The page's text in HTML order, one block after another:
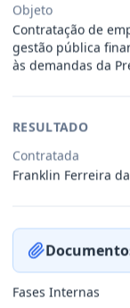
REGISTRO DE
REGISTRO
REGISTRO DE
Objeto
Contratação de
gestão pública
às demandas da
RESULTADO
Contratada
Franklin Ferreira
Fases Internas